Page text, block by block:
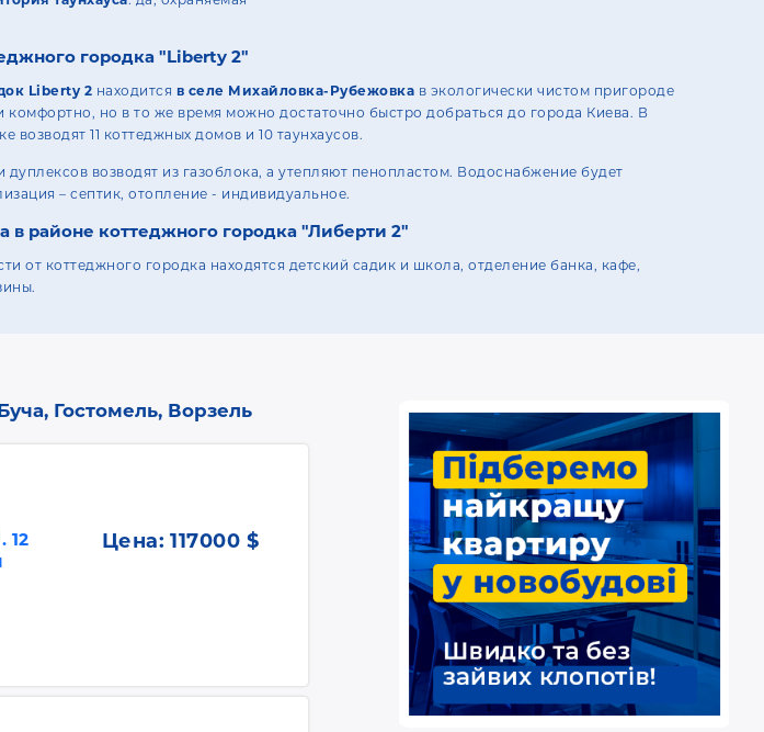
городка "Liberty 2"
Liberty 2 находится в селе Михайловка-Рубежовка в экологически чистом пригороде
комфортно, но в то же время можно достаточно быстро добраться до города Киева. В
возводят 11 коттеджных домов и 10 таунхаусов.
дуплексов возводят из газоблока, а утепляют пенопластом. Водоснабжение будет
– септик, отопление - индивидуальное.
в районе коттеджного городка "Либерти 2"
от коттеджного городка находятся детский садик и школа, отделение банка, кафе,
Гостомель, Ворзель
12
Цена: 117000 $